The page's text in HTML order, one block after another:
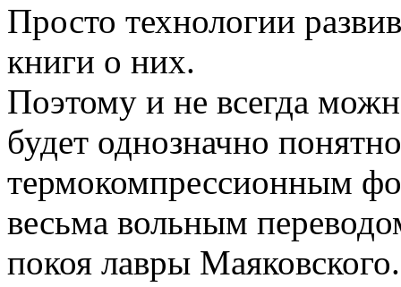
Просто технологии
книги о них.
Поэтому и не всегда
будет однозначно
термокомпрессионным
весьма вольным
покоя лавры Маяковского.